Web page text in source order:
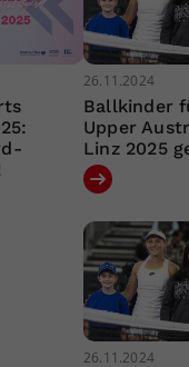
26.11.2024
Ballkinder
Upper
Linz 2025
26.11.2024